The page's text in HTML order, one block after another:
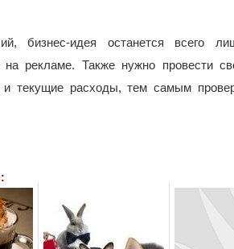
бизнес-идея останется всего
на рекламе. Также нужно провести
и текущие расходы, тем самым